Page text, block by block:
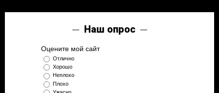
Наш опрос
Оцените мой сайт
Отлично
Хорошо
Неплохо
Плохо